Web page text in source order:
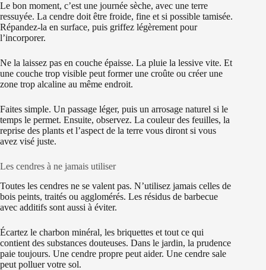
Le bon moment, c’est une journée sèche, avec une terre
ressuyée. La cendre doit être froide, fine et si possible tamisée.
Répandez-la en surface, puis griffez légèrement pour
l’incorporer.
Ne la laissez pas en couche épaisse. La pluie la lessive vite. Et
une couche trop visible peut former une croûte ou créer une
zone trop alcaline au même endroit.
Faites simple. Un passage léger, puis un arrosage naturel si le
temps le permet. Ensuite, observez. La couleur des feuilles, la
reprise des plants et l’aspect de la terre vous diront si vous
avez visé juste.
Les cendres à ne jamais utiliser
Toutes les cendres ne se valent pas. N’utilisez jamais celles de
bois peints, traités ou agglomérés. Les résidus de barbecue
avec additifs sont aussi à éviter.
Écartez le charbon minéral, les briquettes et tout ce qui
contient des substances douteuses. Dans le jardin, la prudence
paie toujours. Une cendre propre peut aider. Une cendre sale
peut polluer votre sol.